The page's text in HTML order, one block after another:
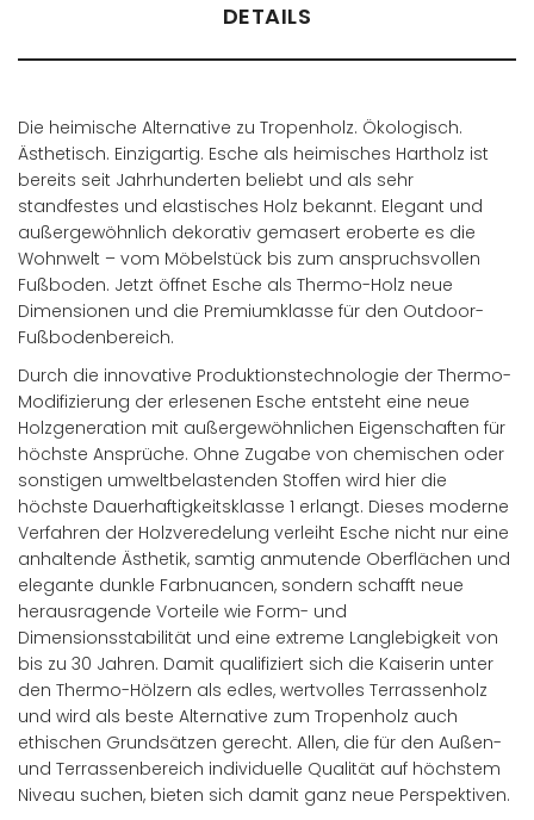
DETAILS
Die heimische Alternative zu Tropenholz. Ökologisch.
Ästhetisch. Einzigartig. Esche als heimisches Hartholz ist
bereits seit Jahrhunderten beliebt und als sehr
standfestes und elastisches Holz bekannt. Elegant und
außergewöhnlich dekorativ gemasert eroberte es die
Wohnwelt – vom Möbelstück bis zum anspruchsvollen
Fußboden. Jetzt öffnet Esche als Thermo-Holz neue
Dimensionen und die Premiumklasse für den Outdoor-
Fußbodenbereich.
Durch die innovative Produktionstechnologie der Thermo-
Modifizierung der erlesenen Esche entsteht eine neue
Holzgeneration mit außergewöhnlichen Eigenschaften für
höchste Ansprüche. Ohne Zugabe von chemischen oder
sonstigen umweltbelastenden Stoffen wird hier die
höchste Dauerhaftigkeitsklasse 1 erlangt. Dieses moderne
Verfahren der Holzveredelung verleiht Esche nicht nur eine
anhaltende Ästhetik, samtig anmutende Oberflächen und
elegante dunkle Farbnuancen, sondern schafft neue
herausragende Vorteile wie Form- und
Dimensionsstabilität und eine extreme Langlebigkeit von
bis zu 30 Jahren. Damit qualifiziert sich die Kaiserin unter
den Thermo-Hölzern als edles, wertvolles Terrassenholz
und wird als beste Alternative zum Tropenholz auch
ethischen Grundsätzen gerecht. Allen, die für den Außen-
und Terrassenbereich individuelle Qualität auf höchstem
Niveau suchen, bieten sich damit ganz neue Perspektiven.